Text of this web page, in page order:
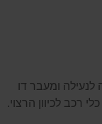
לנעילה ומעבר דו
רכב לכיוון הרצוי.